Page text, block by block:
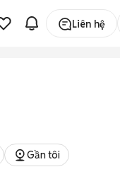
Liên hệ
Gần tôi